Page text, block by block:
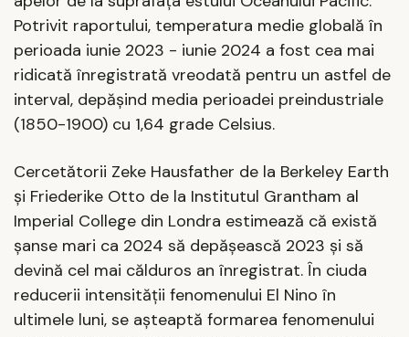
Potrivit raportului, temperatura medie globală în
perioada iunie 2023 - iunie 2024 a fost cea mai
ridicată înregistrată vreodată pentru un astfel de
interval, depășind media perioadei preindustriale
(1850-1900) cu 1,64 grade Celsius.
Cercetătorii Zeke Hausfather de la Berkeley Earth
și Friederike Otto de la Institutul Grantham al
Imperial College din Londra estimează că există
șanse mari ca 2024 să depășească 2023 și să
devină cel mai călduros an înregistrat. În ciuda
reducerii intensității fenomenului El Nino în
ultimele luni, se așteaptă formarea fenomenului